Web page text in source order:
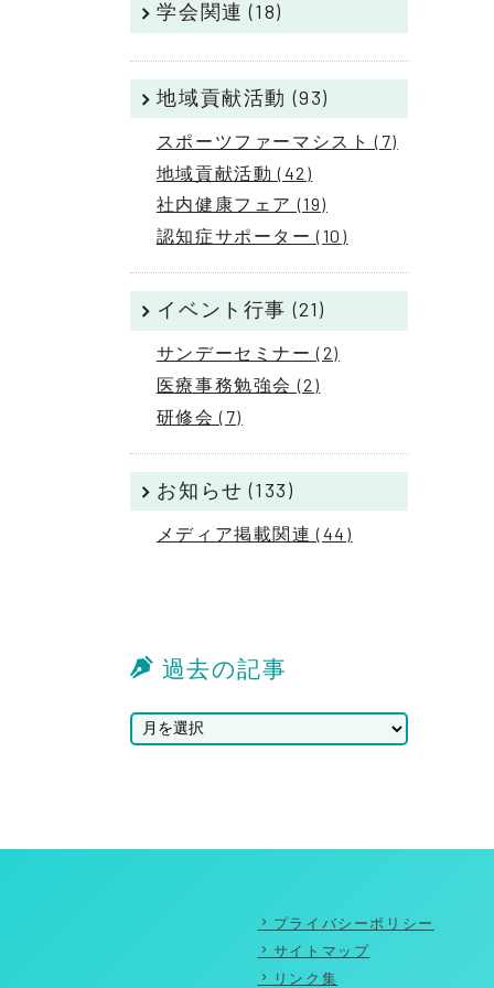
学会関連 (18)
地域貢献活動 (93)
スポーツファーマシスト (7)
地域貢献活動 (42)
社内健康フェア (19)
認知症サポーター (10)
イベント行事 (21)
サンデーセミナー (2)
医療事務勉強会 (2)
研修会 (7)
お知らせ (133)
メディア掲載関連 (44)
過去の記事
プライバシーポリシー
サイトマップ
リンク集